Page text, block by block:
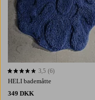
HELI bademåtte
349 DKK
3,5 baseret på 6 bedømmelser
3,5 (6)